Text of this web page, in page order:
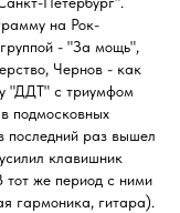
на Рок-
- "За мощь",
Чернов - как
"ДДТ" с триумфом
подмосковных
последний раз вышел
клавишник
же период с ними
гармоника, гитара).